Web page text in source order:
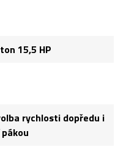
15,5 HP
rychlosti dopředu i